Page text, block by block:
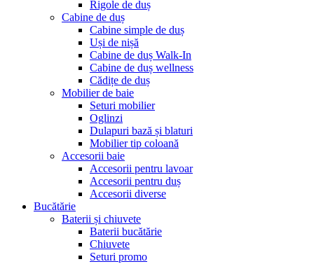
Rigole de duș
Cabine de duș
Cabine simple de duș
Uși de nișă
Cabine de duș Walk-In
Cabine de duș wellness
Cădițe de duș
Mobilier de baie
Seturi mobilier
Oglinzi
Dulapuri bază și blaturi
Mobilier tip coloană
Accesorii baie
Accesorii pentru lavoar
Accesorii pentru duș
Accesorii diverse
Bucătărie
Baterii și chiuvete
Baterii bucătărie
Chiuvete
Seturi promo